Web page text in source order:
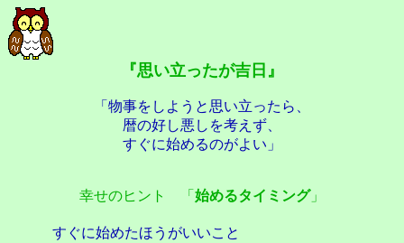
『思い立ったが吉日』
「物事をしようと思い立ったら、
暦の好し悪しを考えず、
すぐに始めるのがよい」
幸せのヒント 「 始めるタイミング」
すぐに始めたほうがいいこと